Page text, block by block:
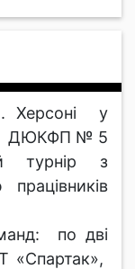
Херсоні у
ДЮКФП № 5
турнір з
по дві
«Спартак»,